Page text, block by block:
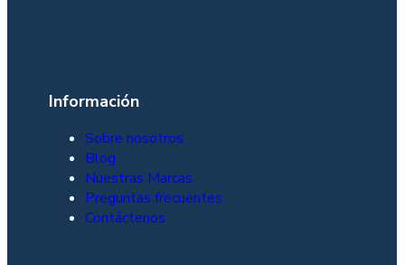
Información
Sobre nosotros
Blog
Nuestras Marcas
Preguntas frecuentes
Contáctenos